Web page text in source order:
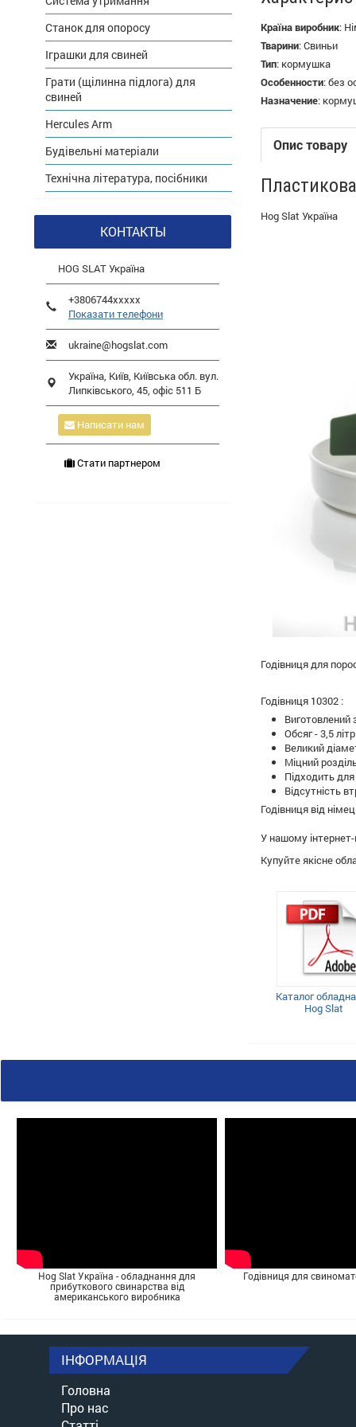
Країна виробник:
Тварини:Свиньи
Тип: кормушка
Особенности:без
Назначение:
Опис товару
Hog Slat Україна
Годівниця для
Годівниця 10302 :
Виготовлений
Обсяг - 3,5
Великий
Міцний
Підходить
Відсутність
Годівниця від
У нашому інтернет-
Купуйте якісне
Каталог
Hog Slat
Станок для опоросу
Іграшки для свиней
Грати (щілинна підлога) для
свиней
Hercules Arm
Будівельні матеріали
Технічна література, посібники
КОНТАКТЫ
HOG SLAT Україна
+3806744xxxxx
Показати телефони
ukraine@hogslat.com
Україна, Київ, Київська обл. вул.
Липківського, 45, офіс 511 Б
Написати нам
Стати партнером
Hog Slat Україна - обладнання для
прибуткового свинарства від
американського виробника
Годівниця для
ІНФОРМАЦІЯ
Головна
Про нас